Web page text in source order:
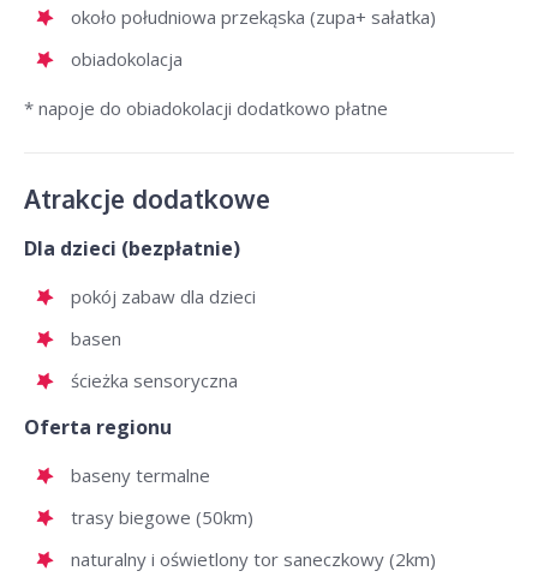
około południowa przekąska (zupa+ sałatka)
obiadokolacja
* napoje do obiadokolacji dodatkowo płatne
Atrakcje dodatkowe
Dla dzieci (bezpłatnie)
pokój zabaw dla dzieci
basen
ścieżka sensoryczna
Oferta regionu
baseny termalne
trasy biegowe (50km)
naturalny i oświetlony tor saneczkowy (2km)